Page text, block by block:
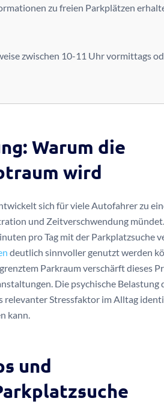
zu freien Parkplätzen
zwischen 10-11 Uhr vormittags
Warum die
wird
sich für viele Autofahrer zu
und Zeitverschwendung
pro Tag mit der Parkplatzsuche
deutlich sinnvoller genutzt werden
Parkraum verschärft dieses
Die psychische Belastung
relevanter Stressfaktor im Alltag
kann.
und